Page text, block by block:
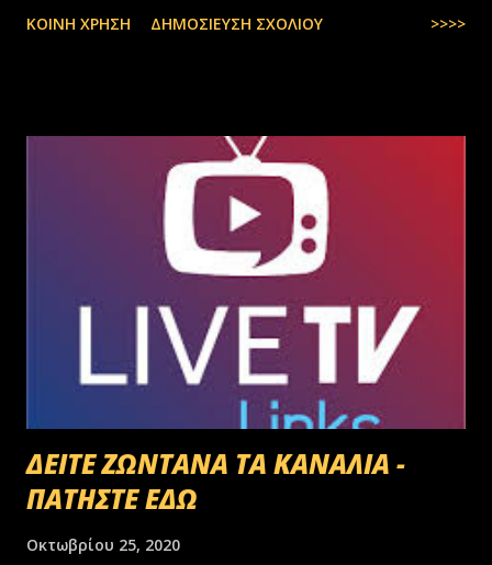
ΚΟΙΝΉ ΧΡΉΣΗ ΔΗΜΟΣΊΕΥΣΗ ΣΧΟΛΊΟΥ >>>>
ΔΕΙΤΕ ΖΩΝΤΑΝΑ ΤΑ ΚΑΝΑΛΙΑ -
ΠΑΤΗΣΤΕ ΕΔΩ
Οκτωβρίου 25, 2020